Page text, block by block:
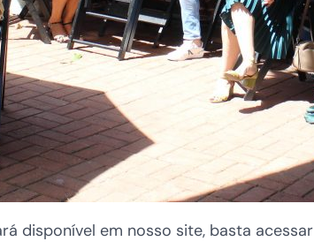
disponível em nosso site, basta acessar